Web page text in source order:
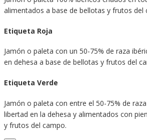
alimentados a base de bellotas y frutos del
Etiqueta Roja
Jamón o paleta con un 50-75% de raza
en dehesa a base de bellotas y frutos del
Etiqueta Verde
Jamón o paleta con entre el 50-75% de
libertad en la dehesa y alimentados con
y frutos del campo.